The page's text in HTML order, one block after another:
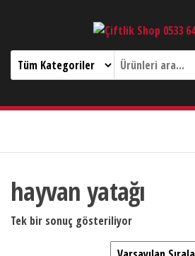
Çiftlik Shop 0533 644 3989
hayvan yatağı
Tek bir sonuç gösteriliyor